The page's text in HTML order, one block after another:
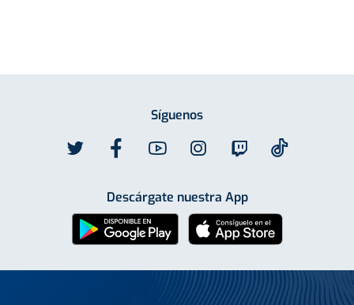
Síguenos
Descárgate nuestra App